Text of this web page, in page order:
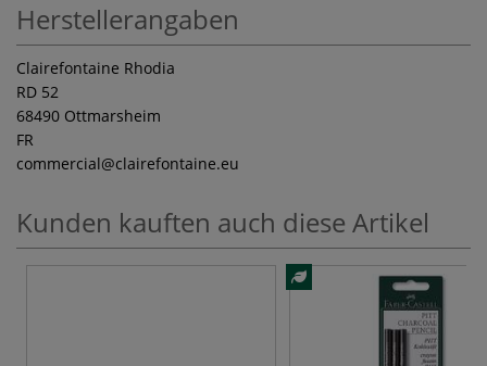
Herstellerangaben
Clairefontaine Rhodia
RD 52
68490 Ottmarsheim
FR
commercial@clairefontaine.eu
Kunden kauften auch diese Artikel